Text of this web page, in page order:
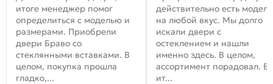
итоге менеджер помог
определиться с моделью и
размерами. Приобрели
двери Браво со
стеклянными вставками. В
целом, покупка прошла
гладко,...
действительно есть модели
на любой вкус. Мы долго
искали двери с
остеклением и нашли
именно здесь. В целом,
ассортимент порадовал. В
ит...